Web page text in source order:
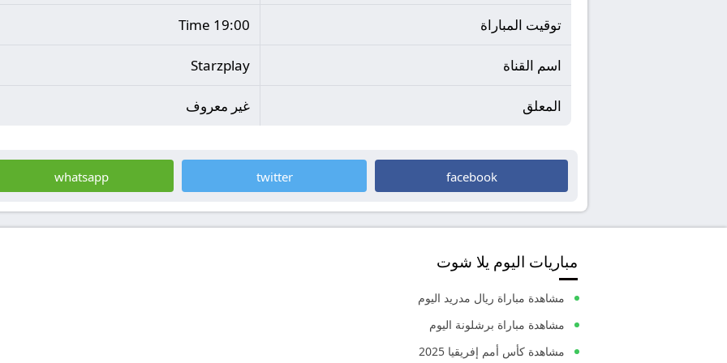
توقيت المباراة 19:00 Time
اسم القناة Starzplay
المعلق غير معروف
facebook
twitter
whatsapp
مباريات اليوم يلا شوت
مشاهدة مباراة ريال مدريد اليوم
مشاهدة مباراة برشلونة اليوم
مشاهدة كأس أمم إفريقيا 2025